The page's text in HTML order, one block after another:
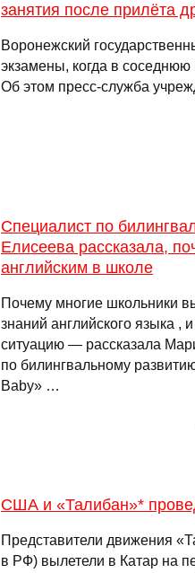
занятия после прилёта
Воронежский
экзамены, когда в соседнюю
Об этом пресс-служба
Специалист по
Елисеева рассказала,
английским в школе
Почему многие школьники
знаний английского языка ,
ситуацию — рассказала
по билингвальному
Baby» …
США и «Талибан»*
Представители движения
в РФ) вылетели в Катар на